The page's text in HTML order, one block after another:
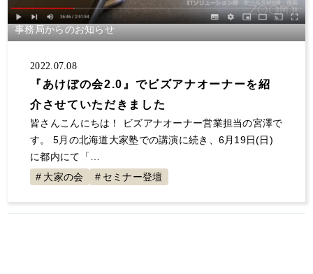
事務局からのお知らせ
2022.07.08
『あけぼの会2.0』でビズアナオーナーを紹
介させていただきました
皆さんこんにちは！ ビズアナオーナー営業担当の宮澤で
す。 5月の北海道大家塾での講演に続き、6月19日(日)
に都内にて「…
大家の会
セミナー登壇